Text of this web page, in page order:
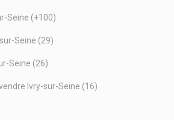
Seine (+100)
Seine (29)
Seine (26)
Ivry-sur-Seine (16)